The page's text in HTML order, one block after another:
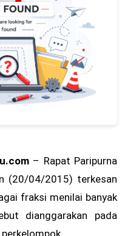
– Rapat Paripurna
(20/04/2015) terkesan
fraksi menilai banyak
dianggarakan pada